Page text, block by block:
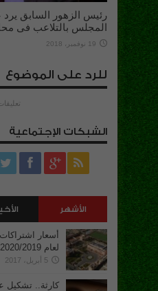
رئيس الزهور السابق
المجلس بالتلاعب فى
19 نوفمبر، 2018
للرد على الموضوع
الشبكات الإجتماعية
الأشهر
أسعار
لعام 2020/2019
5 أبريل، 2017
كارثة.. تشكيل